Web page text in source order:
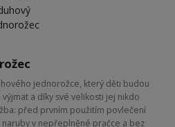
jednorožce, který děti budou
a díky své velikosti jej nikdo
před prvním použitím povlečení
v nepřeplněné pračce a bez